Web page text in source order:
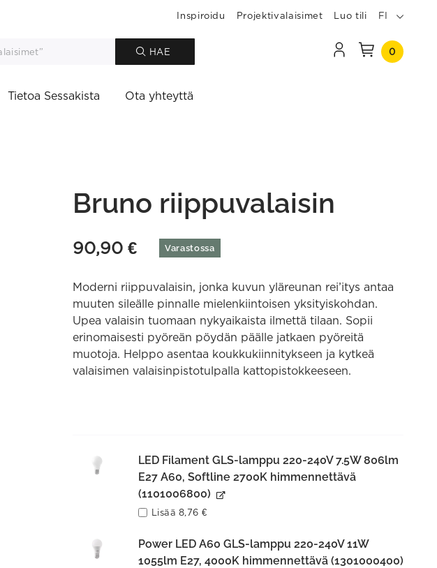
Inspiroidu Projektivalaisimet Luo tili FI
HAE 0
Tietoa Sessakista Ota yhteyttä
Bruno riippuvalaisin
90,90 € Varastossa
Moderni riippuvalaisin, jonka kuvun yläreunan rei’itys antaa
muuten sileälle pinnalle mielenkiintoisen yksityiskohdan.
Upea valaisin tuomaan nykyaikaista ilmettä tilaan. Sopii
erinomaisesti pyöreän pöydän päälle jatkaen pyöreitä
muotoja. Helppo asentaa koukkukiinnitykseen ja kytkeä
valaisimen valaisinpistotulpalla kattopistokkeeseen.
LED Filament GLS-lamppu 220-240V 7.5W 806lm
E27 A60, Softline 2700K himmennettävä
(1101006800)
Lisää 8,76 €
Power LED A60 GLS-lamppu 220-240V 11W
1055lm E27, 4000K himmennettävä (1301000400)